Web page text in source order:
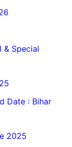
& Special
Date : Bihar
2025